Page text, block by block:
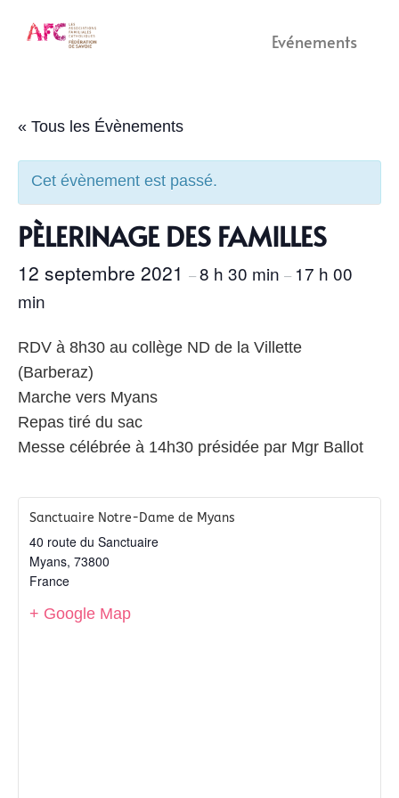
Evénements
« Tous les Évènements
Cet évènement est passé.
PÈLERINAGE DES FAMILLES
12 septembre 2021 –8 h 30 min – 17 h 00
min
RDV à 8h30 au collège ND de la Villette
(Barberaz)
Marche vers Myans
Repas tiré du sac
Messe célébrée à 14h30 présidée par Mgr Ballot
Sanctuaire Notre-Dame de Myans
40 route du Sanctuaire
Myans, 73800
France
+ Google Map